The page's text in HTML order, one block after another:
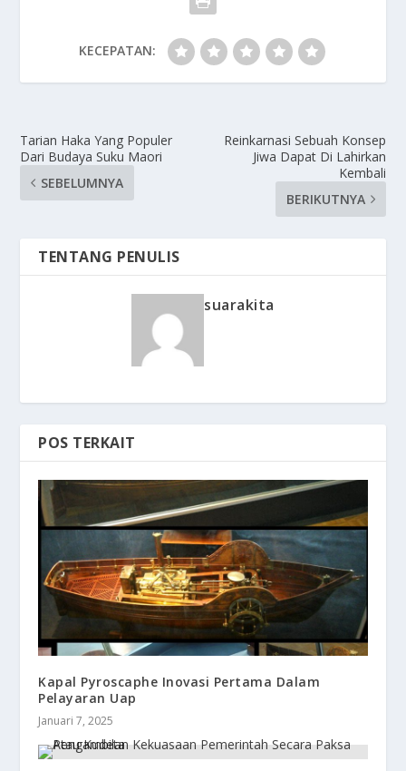
KECEPATAN:
Tarian Haka Yang Populer
Dari Budaya Suku Maori
SEBELUMNYA
Reinkarnasi Sebuah Konsep
Jiwa Dapat Di Lahirkan
Kembali
BERIKUTNYA
TENTANG PENULIS
suarakita
POS TERKAIT
Kapal Pyroscaphe Inovasi Pertama Dalam
Pelayaran Uap
Januari 7, 2025